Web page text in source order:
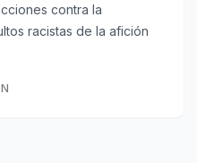
contra la
racistas de la afición